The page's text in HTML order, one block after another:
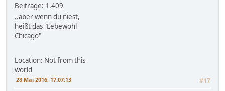
Beiträge: 1.409
..aber wenn du niest,
heißt das "Lebewohl
Chicago"
Location: Not from this
world
28 Mai 2016, 17:07:13 #17